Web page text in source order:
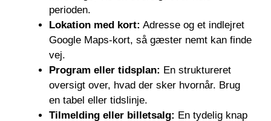
perioden.
Lokation med kort: Adresse og et indlejret
Google Maps-kort, så gæster nemt kan finde
vej.
Program eller tidsplan: En struktureret
oversigt over, hvad der sker hvornår. Brug
en tabel eller tidslinje.
Tilmelding eller billetsalg: En tydelig knap